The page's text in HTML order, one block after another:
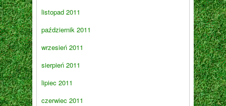
listopad 2011
październik 2011
wrzesień 2011
sierpień 2011
lipiec 2011
czerwiec 2011